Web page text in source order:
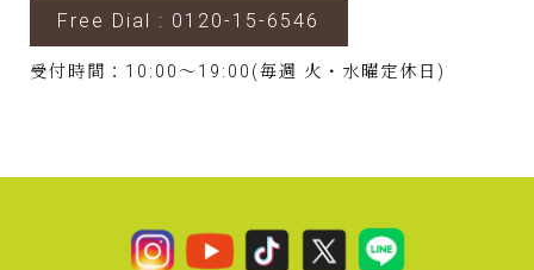
Free Dial : 0120-15-6546
受付時間：10:00～19:00(毎週 火・水曜定休日)